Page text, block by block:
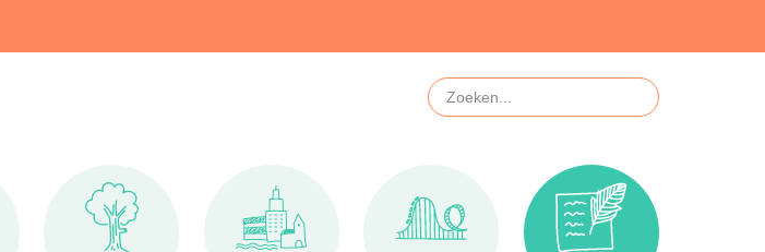
Zoeken
Bij de boer Ga naar In de natuurGa naar In de stad Ga naar Bij pretpark Ga naar Blogs